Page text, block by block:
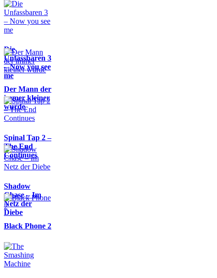
Die
Unfassbaren 3
– Now you see
me
Der Mann der
immer kleiner
wurde
Spinal Tap 2 –
The End
Continues
Shadow
Chase – Im
Netz der
Diebe
Black Phone 2